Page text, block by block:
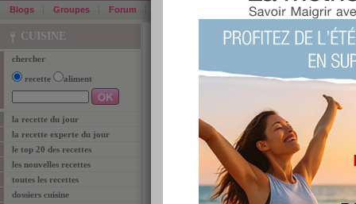
Blogs Groupes Forum Bons Plans
CUISINE
chercher
recette aliment
la recette du jour
la recette experte du jour
le top 20 des recettes
les nouvelles recettes
toutes les recettes
dossiers cuisine
Cuisine> Tag "cuisine vapeur"
Retrouvez ci-dessous les3articles
Les 3 secrets
Pour vous, la cuisine
Avec ces trois petites
goûteuse et gourmande.
Lire l'article